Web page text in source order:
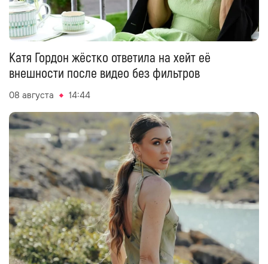
Катя Гордон жёстко ответила на хейт её
внешности после видео без фильтров
08 августа 14:44